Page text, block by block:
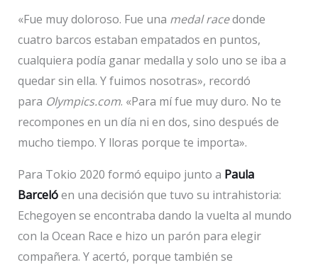
«Fue muy doloroso. Fue una medal racedonde
cuatro barcos estaban empatados en puntos,
cualquiera podía ganar medalla y solo uno se iba a
quedar sin ella. Y fuimos nosotras», recordó
para Olympics.com. «Para mí fue muy duro. No te
recompones en un día ni en dos, sino después de
mucho tiempo. Y lloras porque te importa».
Para Tokio 2020 formó equipo junto a Paula
Barcelóen una decisión que tuvo su intrahistoria:
Echegoyen se encontraba dando la vuelta al mundo
con la Ocean Race e hizo un parón para elegir
compañera. Y acertó, porque también se